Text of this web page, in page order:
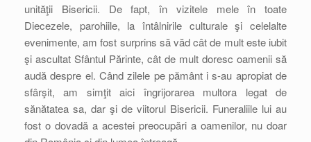
unităţii Bisericii. De fapt, în vizitele mele în toate
Diecezele, parohiile, la întâlnirile culturale şi celelalte
evenimente, am fost surprins să văd cât de mult este iubit
şi ascultat Sfântul Părinte, cât de mult doresc oamenii să
audă despre el. Când zilele pe pământ i s-au apropiat de
sfârşit, am simţit aici îngrijorarea multora legat de
sănătatea sa, dar şi de viitorul Bisericii. Funeraliile lui au
fost o dovadă a acestei preocupări a oamenilor, nu doar